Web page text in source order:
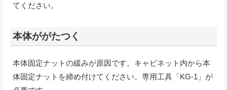
てください。
本体ががたつく
本体固定ナットの緩みが原因です。キャビネット内から本
体固定ナットを締め付けてください。専用工具「KG-1」が